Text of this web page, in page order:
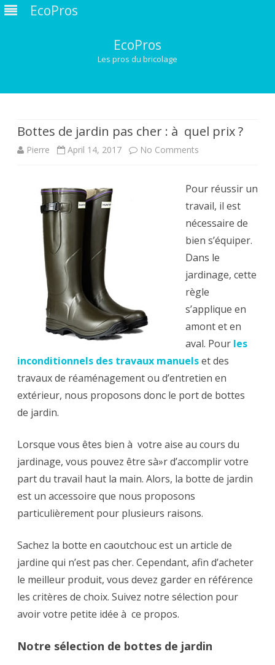
EcoPros
EcoPros
Les pros du bricolage
Bottes de jardin pas cher : à quel prix ?
Pierre April 14, 2017 No Comments
de
jardin
cher
:
à
quel
prix
?
Pour réussir un
travail, il est
nécessaire de
bien s’équiper.
Dans le
jardinage, cette
règle
s’applique en
amont et en
aval. Pour les
inconditionnels des travaux manuelset des
travaux de réaménagement ou d’entretien en
extérieur, nous proposons donc le port de bottes
de jardin.
Lorsque vous êtes bien à votre aise au cours du
jardinage, vous pouvez être sà»r d’accomplir votre
part du travail haut la main. Alors, la botte de jardin
est un accessoire que nous proposons
particulièrement pour plusieurs raisons.
Sachez la botte en caoutchouc est un article de
jardine qui n’est pas cher. Cependant, afin d’acheter
le meilleur produit, vous devez garder en référence
les critères de choix. Suivez notre sélection pour
avoir votre petite idée à ce propos.
Notre sélection de bottes de jardin